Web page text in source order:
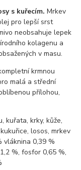
s kuřecím. Mrkev
pro lepší srst
neobsahuje lepek
kolagenu a
v masu.
krmnou
malá a střední
přílohou,
kuřata, krky, kůže,
losos, mrkev
vláknina 0,39 %
%, fosfor 0,65 %,